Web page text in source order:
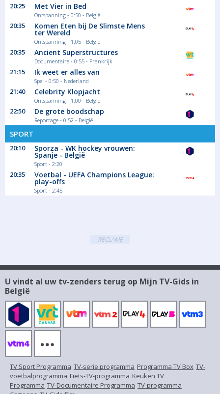
20:25 Met Vier in Bed
Ontspanning - 0:50 - België
20:35 Komen Eten bij De Slimste Mens
ter Wereld
Ontspanning - 1:05 - België
20:35 Ancient Superstructures
Documentaire - 0:55 - Frankrijk
21:15 Ik weet er alles van
Spel - 0:50 - Nederland
21:40 Celebrity Klopjacht
Ontspanning - 1:00 - België
22:50 De grote boodschap
Reportage - 0:52 - België
SPORT
20:10 Sporza - WK hockey vrouwen:
Spanje - België
Sport - 2:20
20:35 Voetbal - UEFA Champions League:
play-offs
Sport - 2:45
RECLAME
U vindt al uw tv-zenders terug op Mijn TV-Gids in
België
TV Sport Programma TV-serie programma Programma TV Box TV-
voetbalprogramma Fiets-TV-programma Keuken TV
Programma TV-Documentaire Programma TV-programma